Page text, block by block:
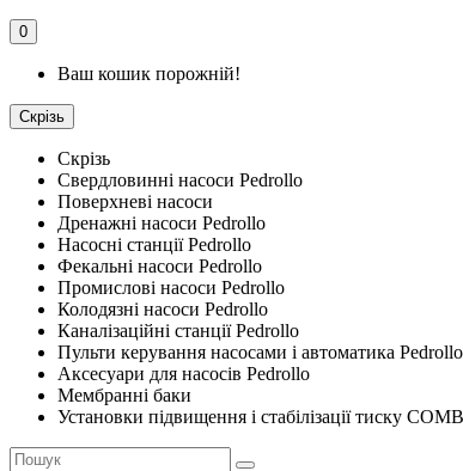
0
Ваш кошик порожній!
Скрізь
Скрізь
Свердловинні насоси Pedrollo
Поверхневі насоси
Дренажні насоси Pedrollo
Насосні станції Pedrollo
Фекальні насоси Pedrollo
Промислові насоси Pedrollo
Колодязні насоси Pedrollo
Каналізаційні станції Pedrollo
Пульти керування насосами і автоматика Pedrollo
Аксесуари для насосів Pedrollo
Мембранні баки
Установки підвищення і стабілізації тиску